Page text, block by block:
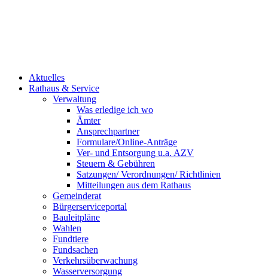
Aktuelles
Rathaus & Service
Verwaltung
Was erledige ich wo
Ämter
Ansprechpartner
Formulare/Online-Anträge
Ver- und Entsorgung u.a. AZV
Steuern & Gebühren
Satzungen/ Verordnungen/ Richtlinien
Mitteilungen aus dem Rathaus
Gemeinderat
Bürgerserviceportal
Bauleitpläne
Wahlen
Fundtiere
Fundsachen
Verkehrsüberwachung
Wasserversorgung